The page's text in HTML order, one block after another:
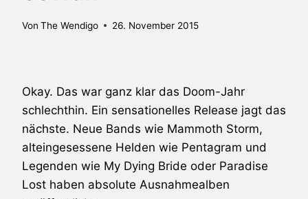
Von The Wendigo 26. November 2015
Okay. Das war ganz klar das Doom-Jahr
schlechthin. Ein sensationelles Release jagt das
nächste. Neue Bands wie Mammoth Storm,
alteingesessene Helden wie Pentagram und
Legenden wie My Dying Bride oder Paradise
Lost haben absolute Ausnahmealben